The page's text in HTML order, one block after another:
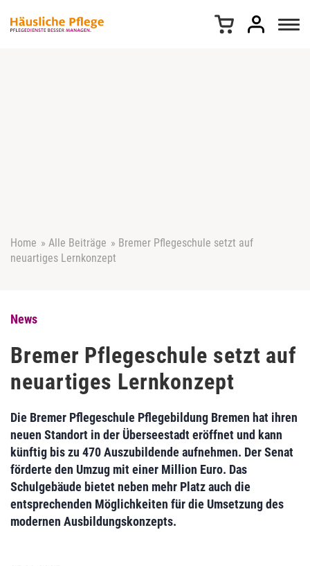
Home » Alle Beiträge » Bremer Pflegeschule setzt auf
neuartiges Lernkonzept
News
Bremer Pflegeschule setzt auf
neuartiges Lernkonzept
Die Bremer Pflegeschule Pflegebildung Bremen hat ihren
neuen Standort in der Überseestadt eröffnet und kann
künftig bis zu 470 Auszubildende aufnehmen. Der Senat
förderte den Umzug mit einer Million Euro. Das
Schulgebäude bietet neben mehr Platz auch die
entsprechenden Möglichkeiten für die Umsetzung des
modernen Ausbildungskonzepts.